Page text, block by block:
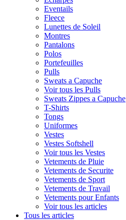
Eventails
Fleece
Lunettes de Soleil
Montres
Pantalons
Polos
Portefeuilles
Pulls
Sweats a Capuche
Voir tous les Pulls
Sweats Zippes a Capuche
T-Shirts
Tongs
Uniformes
Vestes
Vestes Softshell
Voir tous les Vestes
Vetements de Pluie
Vetements de Securite
Vetements de Sport
Vetements de Travail
Vetements pour Enfants
Voir tous les articles
Tous les articles